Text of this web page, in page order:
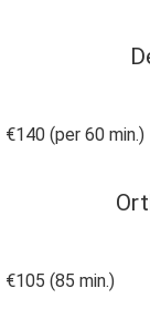
€140 (per 60 min.)
€105 (85 min.)